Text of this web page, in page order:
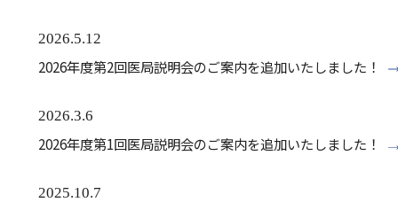
2026.5.12
2026年度第2回医局説明会のご案内を追加いたしました！
2026.3.6
2026年度第1回医局説明会のご案内を追加いたしました！
2025.10.7